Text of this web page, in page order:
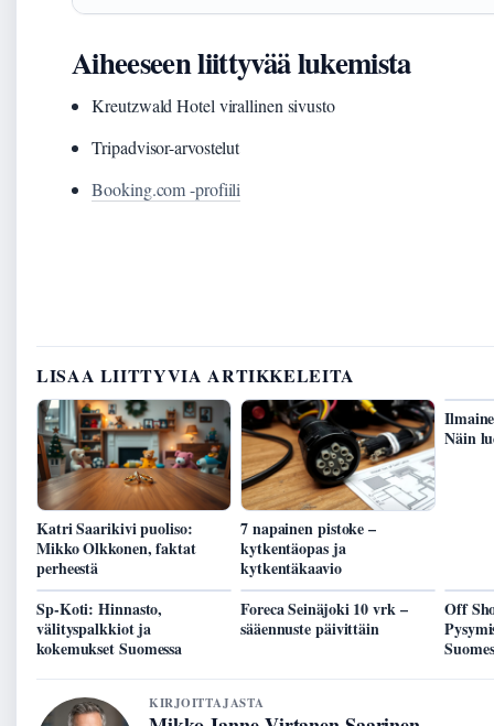
Aiheeseen liittyvää lukemista
Kreutzwald Hotel virallinen sivusto
Tripadvisor-arvostelut
Booking.com -profiili
LISAA LIITTYVIA ARTIKKELEITA
Katri Saarikivi puoliso:
Mikko Olkkonen, faktat
perheestä
7 napainen pistoke –
kytkentäopas ja
kytkentäkaavio
Näin
Sp-Koti: Hinnasto,
välityspalkkiot ja
kokemukset Suomessa
Foreca Seinäjoki 10 vrk –
sääennuste päivittäin
Off
KIRJOITTAJASTA